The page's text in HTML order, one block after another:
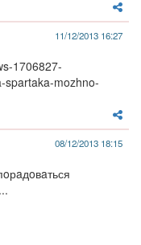
11/12/2013 16:27
1706827-
spartaka-mozhno-
08/12/2013 18:15